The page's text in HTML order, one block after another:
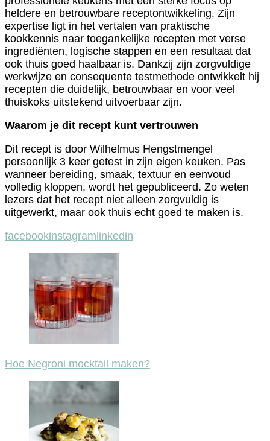
heldere en betrouwbare receptontwikkeling. Zijn
expertise ligt in het vertalen van praktische
kookkennis naar toegankelijke recepten met verse
ingrediënten, logische stappen en een resultaat dat
ook thuis goed haalbaar is. Dankzij zijn zorgvuldige
werkwijze en consequente testmethode ontwikkelt hij
recepten die duidelijk, betrouwbaar en voor veel
thuiskoks uitstekend uitvoerbaar zijn.
Waarom je dit recept kunt vertrouwen
Dit recept is door Wilhelmus Hengstmengel
persoonlijk 3 keer getest in zijn eigen keuken. Pas
wanneer bereiding, smaak, textuur en eenvoud
volledig kloppen, wordt het gepubliceerd. Zo weten
lezers dat het recept niet alleen zorgvuldig is
uitgewerkt, maar ook thuis echt goed te maken is.
facebookinstagramlinkedin
Navigation
Hoe Negroni mocktail maken?